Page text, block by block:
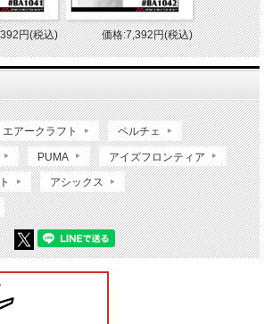
円(税込) 価格:7,392円(税込)
エアークラフト ペルチェ
PUMA アイズフロンティア
アシックス